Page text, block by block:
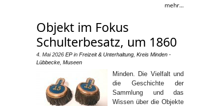
mehr...
Objekt im Fokus
Schulterbesatz, um 1860
4. Mai 2026 EPin Freizeit & Unterhaltung Kreis Minden -
Lübbecke Museen
Minden. Die Vielfalt und
die Geschichte der
Sammlung und das
Wissen über die Objekte